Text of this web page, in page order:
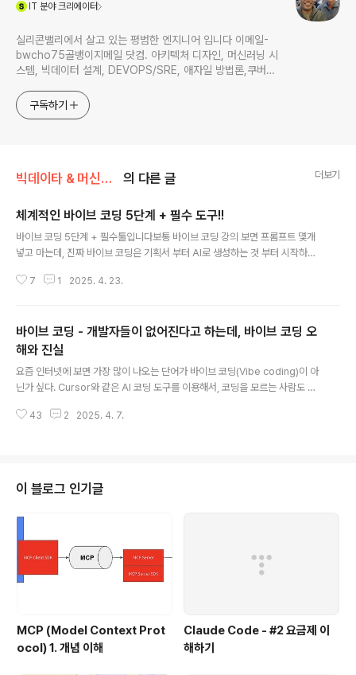
IT 분야 크리에이터
실리콘밸리에서 살고 있는 평범한 엔지니어 입니다 이메일-
bwcho75골뱅이지메일 닷컴. 아키텍처 디자인, 머신러닝 시
스템, 빅데이터 설계, DEVOPS/SRE, 애자일 방법론,쿠버네
한 기술 멘토링과 강의 진행합니다. Linkedin :
https://www.linkedin.com/in/terrycho75/
구독하기
빅데이타 & 머신러닝/생성형 AI (ChatGPT etc) 의 다른 글 더보기
체계적인 바이브 코딩 5단계 + 필수 도구!!
바이브 코딩 5단계 + 필수툴입니다보통 바이브 코딩 강의 보면 프롬프트 몇개
넣고 마는데, 진짜 바이브 코딩은 기획서 부터 AI로 생성하는 것 부터 시작하고,
딩 방법을 30분내에 설명해드립니다. 초보자뿐만 아니라, 실무자에게도 유리한
7 1 2025. 4. 23.
바이브 코딩 - 개발자들이 없어진다고 하는데, 바이브 코딩 오
해와 진실
요즘 인터넷에 보면 가장 많이 나오는 단어가 바이브 코딩(Vibe coding)이 아
닌가 싶다. Cursor와 같은 AI 코딩 도구를 이용해서, 코딩을 모르는 사람도 자
보면 온갖 바이브 코딩에 대한 이야기이고, 개발자는 이제 없어질 것이며 신입
하고자 한다. 바이브 코딩의 정의바이브 코딩은 OpenAI의 공동 창립자인 An
drej Karpathy에 의해서 2025년 2월에 소개되었다. 바이브 코딩은..
43 2 2025. 4. 7.
이 블로그 인기글
MCP (Model Context Prot
ocol) 1. 개념 이해
Claude Code - #2 요금제 이
해하기